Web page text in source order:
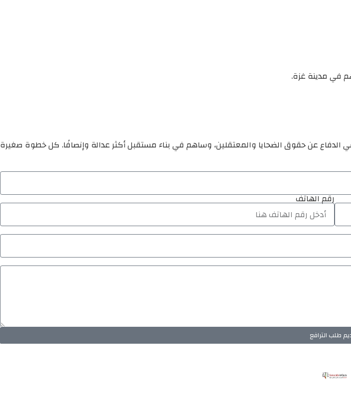
الدفاع عن حقوق الضحايا والمعتقلين، وساهم في بناء مستقبل أكثر عدالة وإنصافًا. كل خطوة صغيرة
رقم الهاتف
طلب الترافع